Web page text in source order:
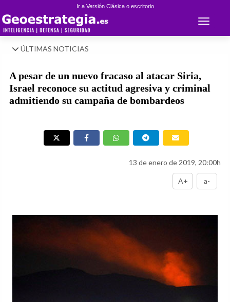
Ir a Versión Clásica o escritorio
Toggle
ÚLTIMAS NOTICIAS
A pesar de un nuevo fracaso al atacar Siria,
Israel reconoce su actitud agresiva y criminal
admitiendo su campaña de bombardeos
13 de enero de 2019, 20:00h
A+ a-